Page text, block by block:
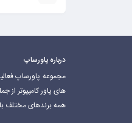
درباره پاورساپ
های پاور کامپیوتر از
همه برندهای مختلف